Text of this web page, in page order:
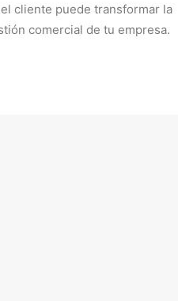
cliente puede transformar la
comercial de tu empresa.